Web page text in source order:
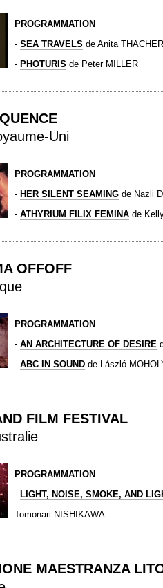
PROGRAMMATION
- SEA TRAVELS de Anita THACHER
- PHOTURIS de Peter MILLER
Uni
PROGRAMMATION
- HER SILENT SEAMING de Nazli
- ATHYRIUM FILIX FEMINA de
OFFOFF
PROGRAMMATION
- AN ARCHITECTURE OF DESIRE
- ABC IN SOUND de László
FILM FESTIVAL
PROGRAMMATION
- LIGHT, NOISE, SMOKE, AND
Tomonari NISHIKAWA
MAESTRANZA